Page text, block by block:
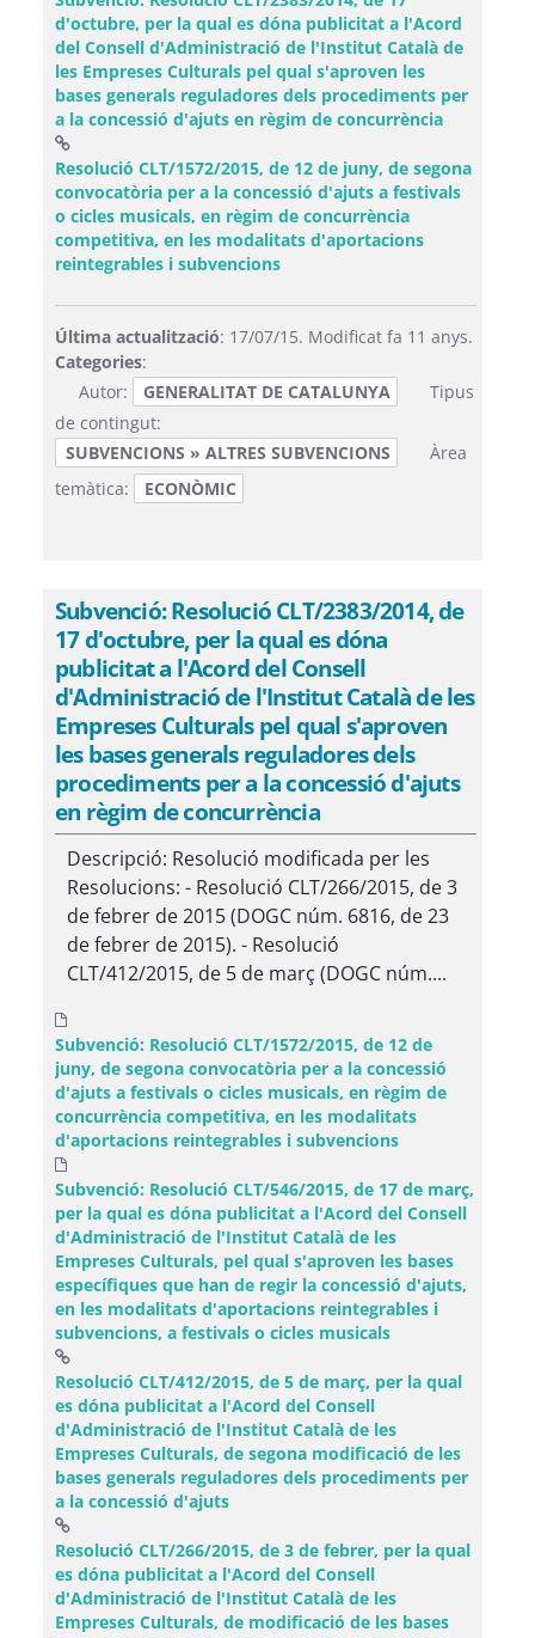
d'octubre, per la qual es dóna publicitat a l'Acord
del Consell d'Administració de l'Institut Català de
les Empreses Culturals pel qual s'aproven les
bases generals reguladores dels procediments per
a la concessió d'ajuts en règim de concurrència
Resolució CLT/1572/2015, de 12 de juny, de segona
convocatòria per a la concessió d'ajuts a festivals
o cicles musicals, en règim de concurrència
competitiva, en les modalitats d'aportacions
reintegrables i subvencions(Obre una finestra nova)
Última actualització: 17/07/15. Modificat fa 11 anys.
Categories:
Autor:
GENERALITAT DE CATALUNYA
Tipus
de contingut:
SUBVENCIONS » ALTRES SUBVENCIONS
Àrea
temàtica:
ECONÒMIC
Subvenció: Resolució CLT/2383/2014, de
17 d'octubre, per la qual es dóna
publicitat a l'Acord del Consell
d'Administració de l'Institut Català de les
Empreses Culturals pel qual s'aproven
les bases generals reguladores dels
procediments per a la concessió d'ajuts
en règim de concurrència
Descripció: Resolució modificada per les
Resolucions: - Resolució CLT/266/2015, de 3
de febrer de 2015 (DOGC núm. 6816, de 23
de febrer de 2015). - Resolució
CLT/412/2015, de 5 de març (DOGC núm....
Subvenció: Resolució CLT/1572/2015, de 12 de
juny, de segona convocatòria per a la concessió
d'ajuts a festivals o cicles musicals, en règim de
concurrència competitiva, en les modalitats
d'aportacions reintegrables i subvencions
Subvenció: Resolució CLT/546/2015, de 17 de març,
per la qual es dóna publicitat a l'Acord del Consell
d'Administració de l'Institut Català de les
Empreses Culturals, pel qual s'aproven les bases
específiques que han de regir la concessió d'ajuts,
en les modalitats d'aportacions reintegrables i
subvencions, a festivals o cicles musicals
Resolució CLT/412/2015, de 5 de març, per la qual
es dóna publicitat a l'Acord del Consell
d'Administració de l'Institut Català de les
Empreses Culturals, de segona modificació de les
bases generals reguladores dels procediments per
a la concessió d'ajuts(Obre una finestra nova)
Resolució CLT/266/2015, de 3 de febrer, per la qual
es dóna publicitat a l'Acord del Consell
d'Administració de l'Institut Català de les
Empreses Culturals, de modificació de les bases